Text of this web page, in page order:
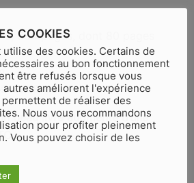
384 pages, dont 80 pages
919208-59-3
beau livre augmenté d’une
.
COOKIES
des cookies. Certains de
au bon fonctionnement
être refusés lorsque vous
améliorent l'expérience
de réaliser des
Nous vous recommandons
pour profiter pleinement
Vous pouvez choisir de les